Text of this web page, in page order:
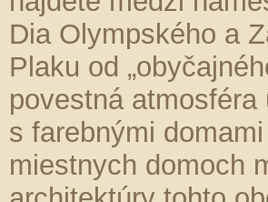
Dia Olympského a
Plaku od
povestná
s farebnými
miestnych domoch